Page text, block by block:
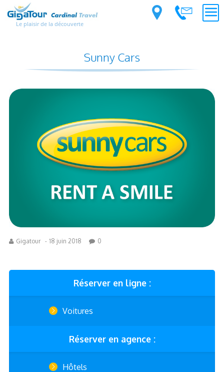
Le plaisir de la découverte
Sunny Cars
Réserver en ligne :
Voitures
Réserver en agence :
Hôtels
Gigatour - 18 juin 2018 0